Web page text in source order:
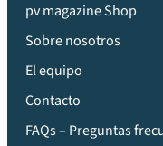
pv magazine Shop
Sobre nosotros
El equipo
Contacto
FAQs – Preguntas